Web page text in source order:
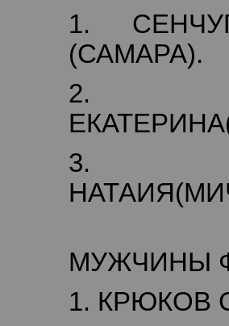
1.
(САМАРА).
2.
3.
МУЖЧИНЫ
1. КРЮКОВ